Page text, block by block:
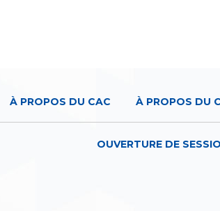
À PROPOS DU CAC À PROPOS DU
OUVERTURE DE